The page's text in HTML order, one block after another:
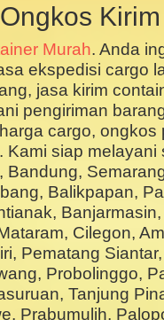
Murah. Anda
ekspedisi cargo
jasa kirim
pengiriman
cargo,
siap
Balikpapan,
Cilegon,
Pematang
Probolinggo,
Tanjung
Prabumulih,